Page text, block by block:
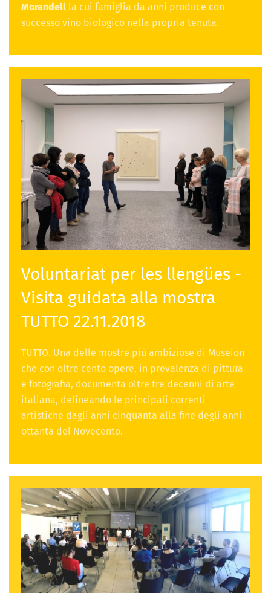
Morandell la cui famiglia da anni produce con
successo vino biologico nella propria tenuta.
Voluntariat per les llengües -
Visita guidata alla mostra
TUTTO 22.11.2018
TUTTO. Una delle mostre più ambiziose di Museion
che con oltre cento opere, in prevalenza di pittura
e fotografia, documenta oltre tre decenni di arte
italiana, delineando le principali correnti
artistiche dagli anni cinquanta alla fine degli anni
ottanta del Novecento.